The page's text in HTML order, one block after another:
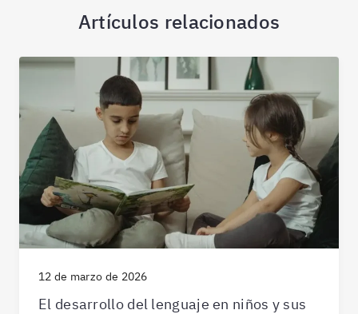
Artículos relacionados
12 de marzo de 2026
El desarrollo del lenguaje en niños y sus